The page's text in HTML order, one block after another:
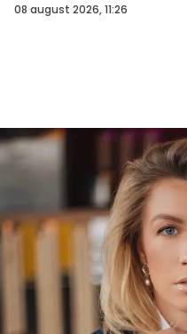
08 august 2026, 11:26